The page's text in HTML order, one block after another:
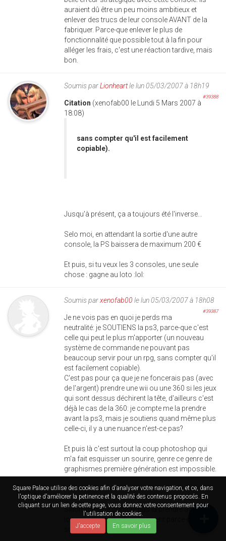
Square Palace utilise des cookies afin d'analyser votre navigation, et ce, dans
l'optique d'améliorer la petinence et la qualité des contenus proposés. En
cliquant sur un lien de cette page, vous donnez votre consentement pour
l'utilisation de cookies.
J'accepte
En savoir plus
auraient dû être un peu moins ambitieux et
enlever des trucs de leur console AVANT de la
fabriquer. Parce-que enlever le plus de
fonctionnalité que possible tout à la fin pour
alléger les frais, c'est une réaction tardive, mais
bon.
Soumis parLionheartle lun 05/03/2007 à 18h19
#39388
Citation (xenofab00 le Lundi 5 Mars 2007 à
18:08)
sans compter qu'il est facilement
copiable).
Jusqu'à présent, ça a toujours été l'inverse...
Selo moi, en attendant la sortie d'une autre
console, la PS baissera de maximum 200 €
Et puis, si tu veux les 3 consoles, une seule
chose : gagne au loto :lol:
Soumis parxenofab00 le lun 05/03/2007 à 18h08
#39387
Je ne vois pas en quoi je perds ma
neutralité: je SOUTIENS la ps3, parce-que c'est
celle qui peut le plus m'apporter (un nouveau
système de commande ne pouvant pas
beaucoup servir pour un rpg, sans compter qu'il
est facilement copiable).
C'est pas pour ça que je ne foncerais pas (avec
de l'argent) prendre une wii ou une 360 si les jeux
qui sont dessus déchirent la tête, d'ailleurs c'est
déjà le cas de la 360: je compte me la prendre
avant la ps3, mais je soutiens quand même plus
celle-ci, il y a une nuance n'est-ce pas?
Et puis là c'est surtout la coup photoshop qui
m'a fait esquisser un sourire, genre ce genre de
graphismes première génération est impossible.
Sinon la ps3 je compte pas la prendre avant un
long moment, mais uniquement parce-que je
suis pas riche